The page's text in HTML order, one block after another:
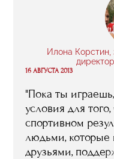
Илона Корстин,
16 АВГУСТА 2013
"Пока ты
условия для
спортивном
людьми, которые
друзьями,